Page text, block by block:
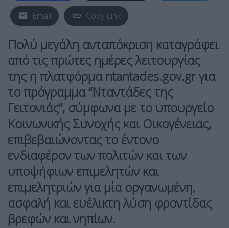
Email Copy Link
Πολύ μεγάλη ανταπόκριση καταγράφει
από τις πρώτες ημέρες λειτουργίας
της η πλατφόρμα ntantades.gov.gr για
το πρόγραμμα “Νταντάδες της
Γειτονιάς”, σύμφωνα με το υπουργείο
Κοινωνικής Συνοχής και Οικογένειας,
επιβεβαιώνοντας το έντονο
ενδιαφέρον των πολιτών και των
υποψήφιων επιμελητών και
επιμελητριών για μία οργανωμένη,
ασφαλή και ευέλικτη λύση φροντίδας
βρεφών και νηπίων.